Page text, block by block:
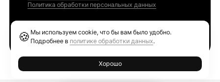
Политика обработки персональных данных
🍪 Мы используем cookie, что бы вам было удобно.
Подробнее в политике обработки данных.
Хорошо
Ethereum GAS Tracker